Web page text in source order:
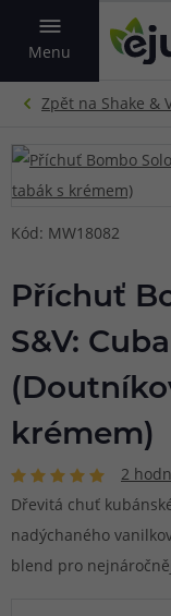
Menu
VYHLEDAT
Kód: MW18082
Příchuť
S&V:
krémem)
2
Dřevitá chuť
nadýchaného
blend pro